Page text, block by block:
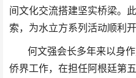
间文化交流搭建坚实桥梁。
索，为水立方系列活动顺利
何文强会长多年来以身作
侨界工作，在担任阿根廷第